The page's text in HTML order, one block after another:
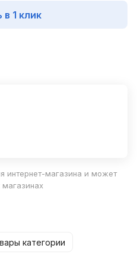
в 1 клик
интернет-магазина и может
магазинах
категории